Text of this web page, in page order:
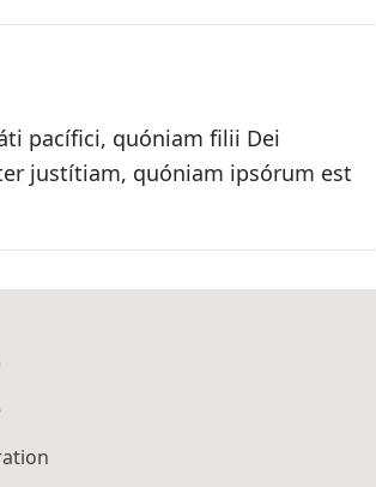
pacífici, quóniam filii Dei
justítiam, quóniam ipsórum est